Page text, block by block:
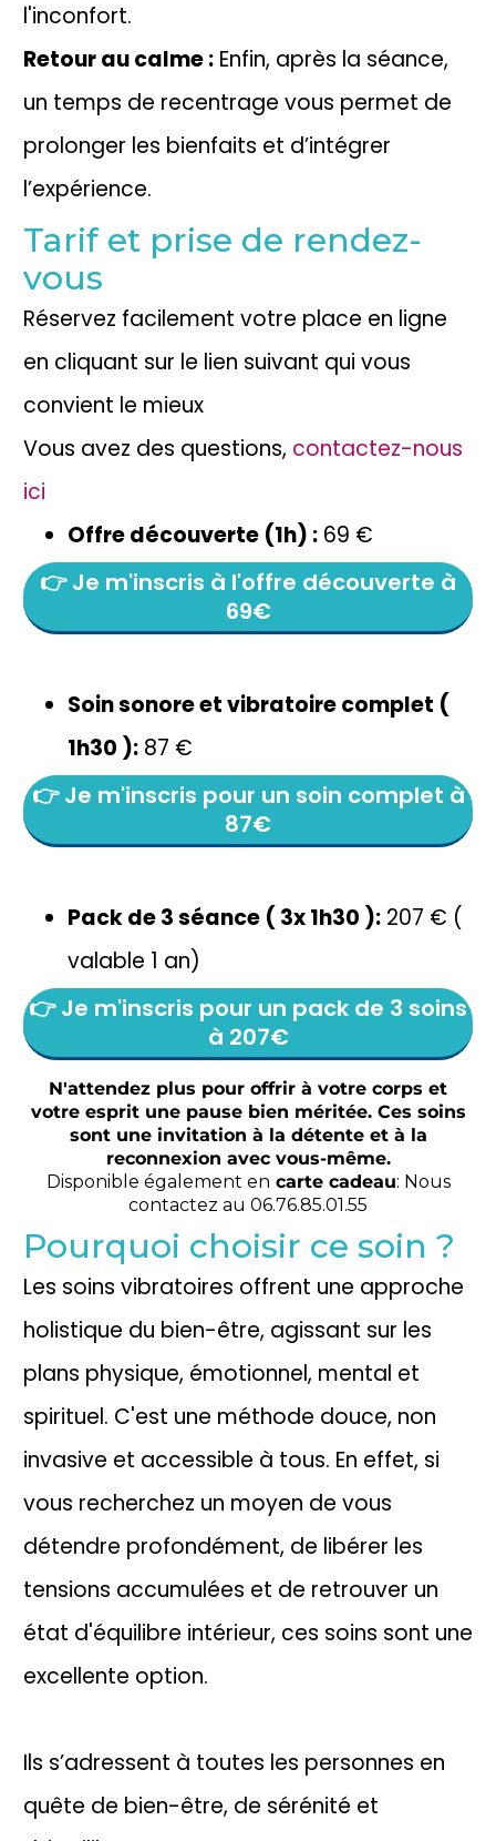
l'inconfort.
Retour au calme : Enfin, après la séance,
un temps de recentrage vous permet de
prolonger les bienfaits et d’intégrer
l’expérience.
Tarif et prise de rendez-
vous
Réservez facilement votre place en ligne
en cliquant sur le lien suivant qui vous
convient le mieux
Vous avez des questions, contactez-nous
ici
Offre découverte (1h) : 69 €
👉 Je m'inscris à l'offre découverte à
69€
Soin sonore et vibratoire complet (
1h30 ): 87 €
👉 Je m'inscris pour un soin complet à
87€
Pack de 3 séance ( 3x 1h30 ): 207 € (
valable 1 an)
👉 Je m'inscris pour un pack de 3 soins
à 207€
N'attendez plus pour offrir à votre corps et
votre esprit une pause bien méritée. Ces soins
sont une invitation à la détente et à la
reconnexion avec vous-même.
Disponible également en carte cadeau: Nous
contactez au 06.76.85.01.55
Pourquoi choisir ce soin ?
Les soins vibratoires offrent une approche
holistique du bien-être, agissant sur les
plans physique, émotionnel, mental et
spirituel. C'est une méthode douce, non
invasive et accessible à tous. En effet, si
vous recherchez un moyen de vous
détendre profondément, de libérer les
tensions accumulées et de retrouver un
état d'équilibre intérieur, ces soins sont une
excellente option.
Ils s’adressent à toutes les personnes en
quête de bien-être, de sérénité et